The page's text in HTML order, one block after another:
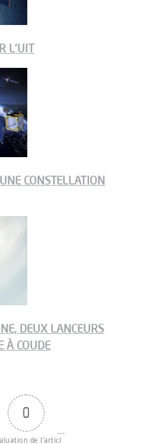
L’UIT
CONSTELLATION
DEUX LANCEURS
À COUDE
0
de l'articl